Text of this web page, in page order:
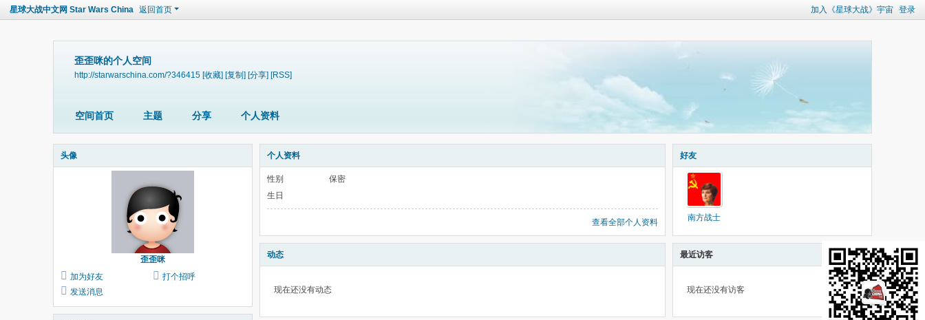
加入《星球大战》宇宙 登录
星球大战中文网 Star Wars China 返回首页
歪歪咪的个人空间
http://starwarschina.com/?346415 [收藏] [复制] [分享] [RSS]
空间首页 主题 分享 个人资料
头像
歪歪咪
加为好友
打个招呼
发送消息
个人资料
性别
保密
生日
查看全部个人资料
动态
现在还没有动态
好友
南方战士
最近访客
现在还没有访客